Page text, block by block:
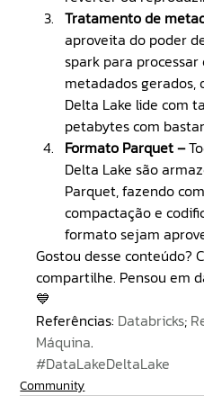
Tratamento de
aproveita do poder
spark para processar
metadados
Delta Lake lide com
petabytes com
Formato Parquet –
Delta Lake são
Parquet, fazendo
compactação e
formato sejam
Gostou desse conteúdo?
compartilhe. Pensou em
💙
Referências: Databricks;
Máquina.
#DataLakeDeltaLake
Community